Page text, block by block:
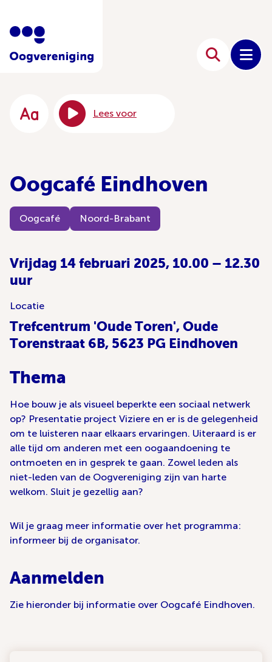
Lees voor
Oogcafé Eindhoven
Oogcafé Noord-Brabant
Vrijdag 14 februari 2025, 10.00 – 12.30
uur
Locatie
Trefcentrum 'Oude Toren', Oude
Torenstraat 6B, 5623 PG Eindhoven
Thema
Hoe bouw je als visueel beperkte een sociaal netwerk
op? Presentatie project Viziere en er is de gelegenheid
om te luisteren naar elkaars ervaringen. Uiteraard is er
alle tijd om anderen met een oogaandoening te
ontmoeten en in gesprek te gaan. Zowel leden als
niet-leden van de Oogvereniging zijn van harte
welkom. Sluit je gezellig aan?
Wil je graag meer informatie over het programma:
informeer bij de organisator.
Aanmelden
Zie hieronder bij informatie over Oogcafé Eindhoven.